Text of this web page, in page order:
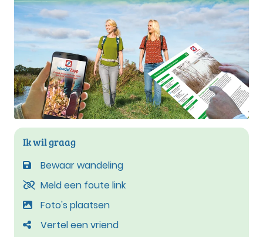
Ik wil graag
Bewaar wandeling
Meld een foute link
Foto's plaatsen
Vertel een vriend